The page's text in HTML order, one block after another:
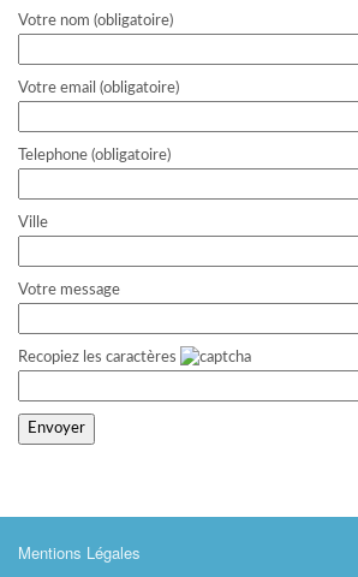
Votre nom (obligatoire)
Votre email (obligatoire)
Telephone (obligatoire)
Ville
Votre message
Recopiez les caractères
Mentions Légales